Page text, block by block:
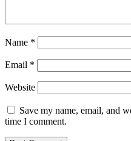
Name *
Email *
Website
Save my name, email, and
time I comment.